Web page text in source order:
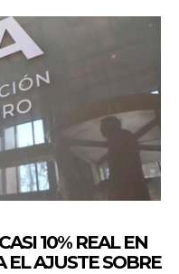
10% REAL EN
EL AJUSTE SOBRE